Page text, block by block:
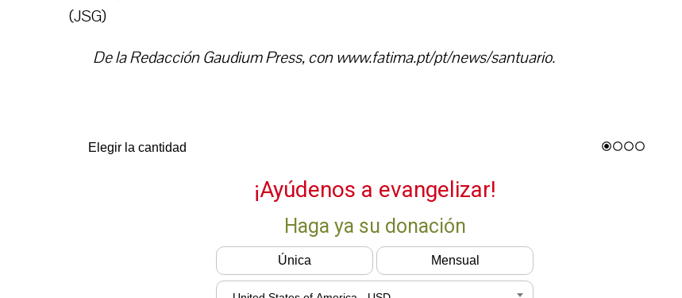
(JSG)
De la Redacción Gaudium Press, con www.fatima.pt/pt/news/santuario.